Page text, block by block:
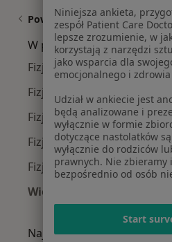
Powiązane wyszukiwania
W pobliżu Szczyrku
Fizjoterapeuci w Bielsku-
Fizjoterapeuci w Tychach
Fizjoterapeuci w
Fizjoterapeuci w Bieruniu
Fizjoterapeuci w Żorach
Więcej (15)
Więcej w kategorii:
Najczęście leczone choroby
Niniejsza ankieta,
zespół Patient Care
lepsze zrozumienie, w
korzystają z narzędzi
jako wsparcia dla
emocjonalnego i
Udział w ankiecie jest
będą analizowane i
wyłącznie w formie
dotyczące nastolatków
wyłącznie do rodziców
prawnych. Nie zbieramy
bezpośrednio od osób
Start